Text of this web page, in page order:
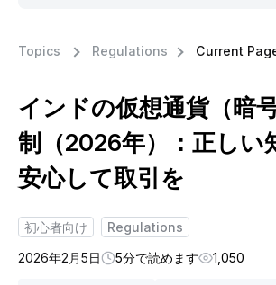
Topics Regulations Current
インドの仮想通貨（暗
制（2026年）：正しい
安心して取引を
初心者向け
Regulations
2026年2月5日
5分で読めます 1,050